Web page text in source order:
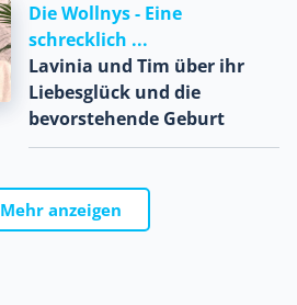
Die Wollnys - Eine
schrecklich ...
Lavinia und Tim über ihr
Liebesglück und die
bevorstehende Geburt
Mehr anzeigen